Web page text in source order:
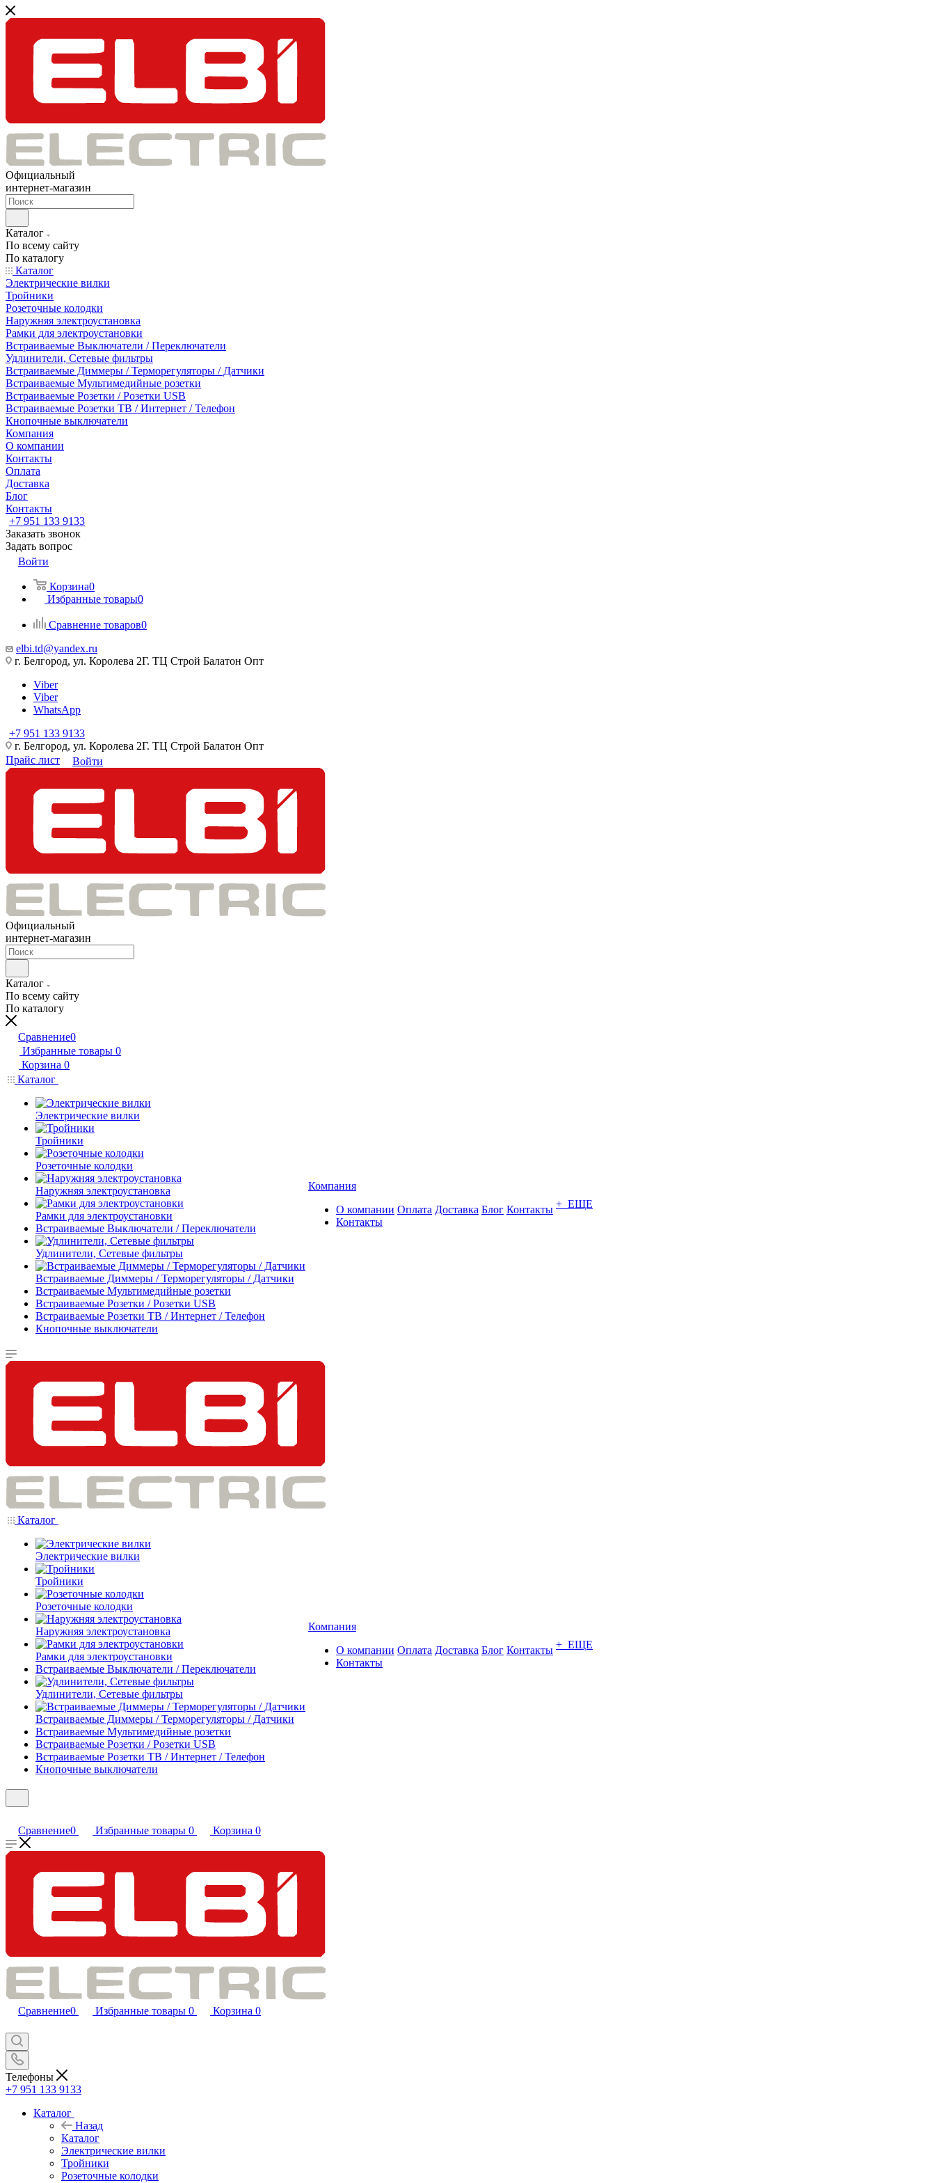
Официальный
интернет-магазин
Каталог
По всему сайту
По каталогу
Каталог
Электрические вилки
Тройники
Розеточные колодки
Наружняя электроустановка
Рамки для электроустановки
Встраиваемые Выключатели / Переключатели
Удлинители, Сетевые фильтры
Встраиваемые Диммеры / Терморегуляторы / Датчики
Встраиваемые Мультимедийные розетки
Встраиваемые Розетки / Розетки USB
Встраиваемые Розетки ТВ / Интернет / Телефон
Кнопочные выключатели
Компания
О компании
Контакты
Оплата
Доставка
Блог
Контакты
+7 951 133 9133
Заказать звонок
Задать вопрос
Войти
Корзина0
Избранные товары0
Сравнение товаров0
elbi.td@yandex.ru
г. Белгород, ул. Королева 2Г. ТЦ Строй Балатон Опт
Viber
Viber
WhatsApp
+7 951 133 9133
г. Белгород, ул. Королева 2Г. ТЦ Строй Балатон Опт
Прайс лист
Войти
Официальный
интернет-магазин
Каталог
По всему сайту
По каталогу
Сравнение0
Избранные товары 0
Корзина 0
Каталог
Электрические вилки
Тройники
Розеточные колодки
Наружняя электроустановка
Рамки для электроустановки
Встраиваемые Выключатели / Переключатели
Удлинители, Сетевые фильтры
Встраиваемые Диммеры / Терморегуляторы / Датчики
Встраиваемые Мультимедийные розетки
Встраиваемые Розетки / Розетки USB
Встраиваемые Розетки ТВ / Интернет / Телефон
Кнопочные выключатели
Компания
О компании
Контакты
Оплата Доставка Блог Контакты + ЕЩЕ
Каталог
Электрические вилки
Тройники
Розеточные колодки
Наружняя электроустановка
Рамки для электроустановки
Встраиваемые Выключатели / Переключатели
Удлинители, Сетевые фильтры
Встраиваемые Диммеры / Терморегуляторы / Датчики
Встраиваемые Мультимедийные розетки
Встраиваемые Розетки / Розетки USB
Встраиваемые Розетки ТВ / Интернет / Телефон
Кнопочные выключатели
Компания
О компании
Контакты
Оплата Доставка Блог Контакты + ЕЩЕ
Сравнение0 Избранные товары 0 Корзина 0
Сравнение0 Избранные товары 0 Корзина 0
Телефоны
+7 951 133 9133
Каталог
Назад
Каталог
Электрические вилки
Тройники
Розеточные колодки